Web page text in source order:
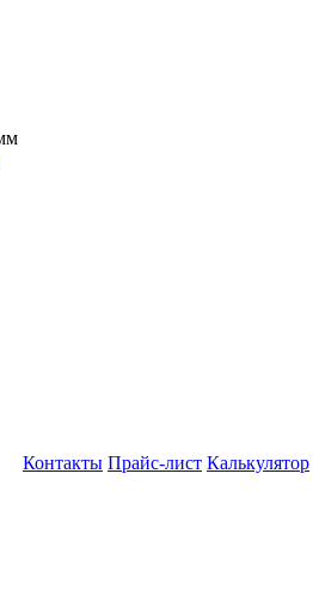
Контакты Прайс-лист Калькулятор